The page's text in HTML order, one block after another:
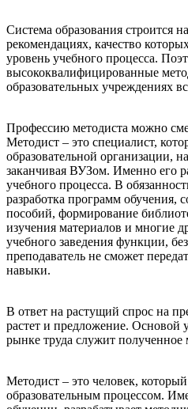
Система образования строится
рекомендациях, качество
уровень учебного процесса.
высококвалифицированные
образовательных учреждениях
Профессию методиста можно
Методист – это специалист,
образовательной организации,
заканчивая ВУЗом. Именно его
учебного процесса. В
разработка программ обучения,
пособий, формирование
изучения материалов и многие
учебного заведения функции,
преподаватель не сможет
навыки.
В ответ на растущий спрос на
растет и предложение. Основой
рынке труда служит полученное
Методист – это человек,
образовательным процессом.